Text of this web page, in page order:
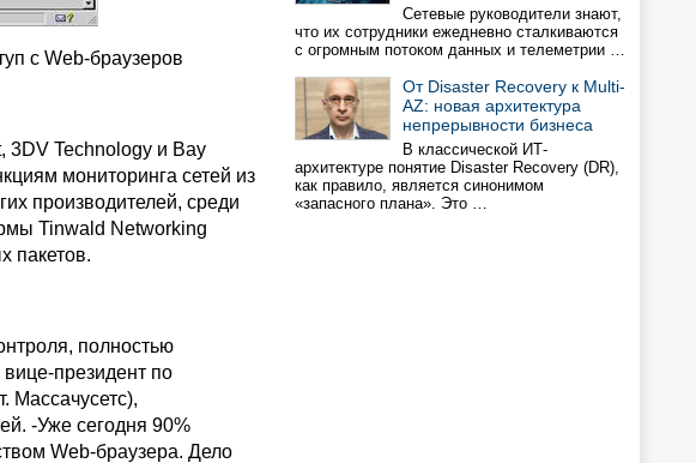
с Web-браузеров
Technology и Bay
мониторинга сетей из
производителей, среди
Tinwald Networking
пакетов.
полностью
президент по
Массачусетс),
-Уже сегодня 90%
Web-браузера. Дело
Сетевые руководители знают,
что их сотрудники ежедневно сталкиваются
с огромным потоком данных и телеметрии …
От Disaster Recovery к Multi-
AZ: новая архитектура
непрерывности бизнеса
В классической ИТ-
архитектуре понятие Disaster Recovery (DR),
как правило, является синонимом
«запасного плана». Это …